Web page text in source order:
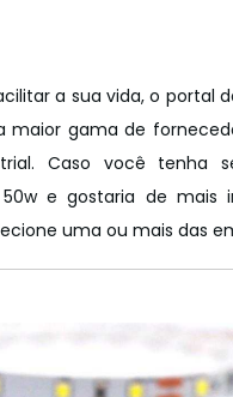
a sua vida, o portal
maior gama de
Caso você tenha
e gostaria de mais
uma ou mais das